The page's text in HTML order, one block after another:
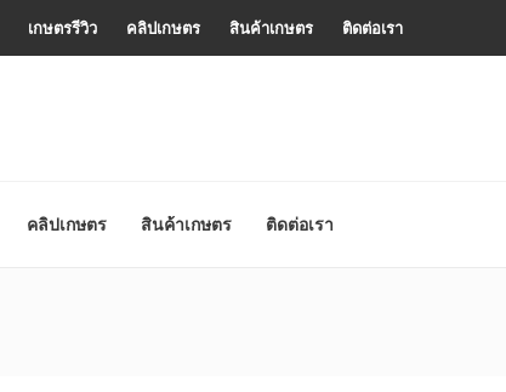
เกษตรรีวิว คลิปเกษตร สินค้าเกษตร ติดต่อเรา
คลิปเกษตร สินค้าเกษตร ติดต่อเรา